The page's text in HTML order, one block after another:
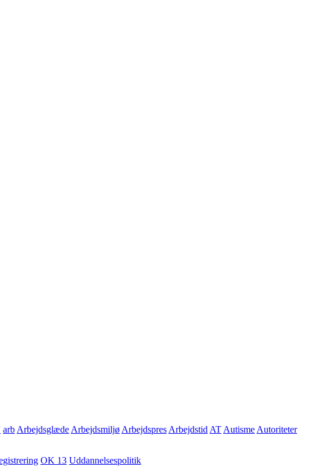
arb Arbejdsglæde Arbejdsmiljø Arbejdspres Arbejdstid AT Autisme Autoriteter
OK 13 Uddannelsespolitik